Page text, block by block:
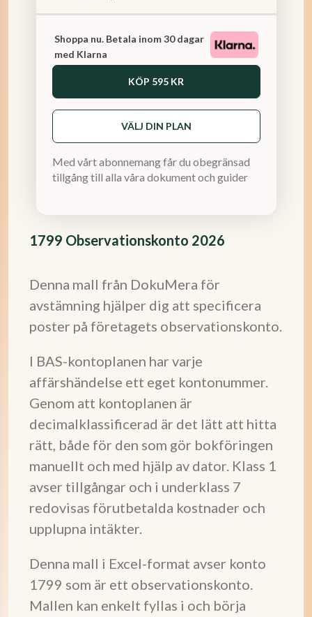
1799 Observationskonto 2026
Denna mall från DokuMera för
avstämning hjälper dig att specificera
poster på företagets observationskonto.
I BAS-kontoplanen har varje
affärshändelse ett eget kontonummer.
Genom att kontoplanen är
decimalklassificerad är det lätt att hitta
rätt, både för den som gör bokföringen
manuellt och med hjälp av dator. Klass 1
avser tillgångar och i underklass 7
redovisas förutbetalda kostnader och
upplupna intäkter.
Denna mall i Excel-format avser konto
1799 som är ett observationskonto.
Mallen kan enkelt fyllas i och börja
Shoppa nu. Betala inom 30 dagar
med Klarna
KÖP 595 KR
VÄLJ DIN PLAN
Med vårt abonnemang får du obegränsad
tillgång till alla våra dokument och guider